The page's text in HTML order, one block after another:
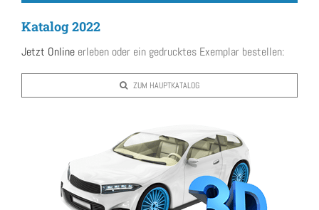
Katalog 2022
Jetzt Online erleben oder ein gedrucktes Exemplar bestellen:
ZUM HAUPTKATALOG